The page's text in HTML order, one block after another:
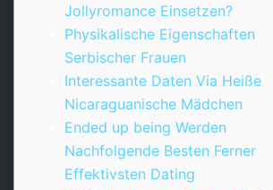
Jollyromance Einsetzen?
Physikalische Eigenschaften
Serbischer Frauen
Interessante Daten Via Heiße
Nicaraguanische Mädchen
Ended up being Werden
Nachfolgende Besten Ferner
Effektivsten Dating